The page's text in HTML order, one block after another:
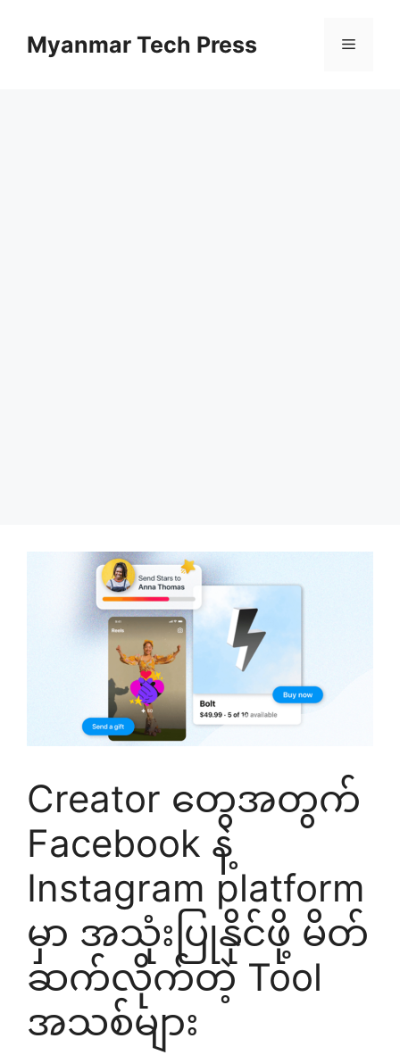
contentMyanmar Tech Press Menu
Creator တွေအတွက်
Facebook နဲ့
Instagram platform
မှာ အသုံးပြုနိုင်ဖို့ မိတ်
ဆက်လိုက်တဲ့ Tool
အသစ်များ